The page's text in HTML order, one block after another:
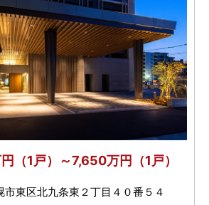
（1戸）～7,650万円（1戸）
市東区北九条東２丁目４０番５４